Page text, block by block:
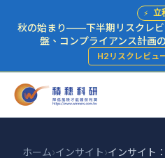
⚡ 立
秋の始まり——下半期リスクレ
盤、コンプライアンス計画
H2リスクレビュ
ホーム›インサイト›